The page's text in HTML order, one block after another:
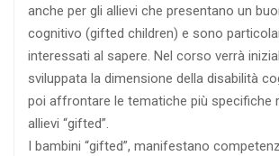
anche per gli allievi che presentano un
cognitivo (gifted children) e sono
interessati al sapere. Nel corso verrà
sviluppata la dimensione della disabilità
poi affrontare le tematiche più specifiche
allievi “gifted”.
I bambini “gifted”, manifestano